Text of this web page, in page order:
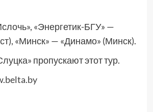
«Энергетик-БГУ» —
«Минск» — «Динамо» (Минск).
пропускают этот тур.